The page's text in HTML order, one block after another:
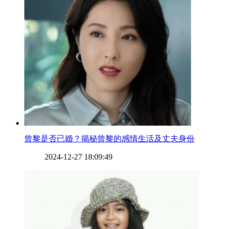
​曾黎是否已婚？揭秘曾黎的感情生活及丈夫身份
2024-12-27 18:09:49